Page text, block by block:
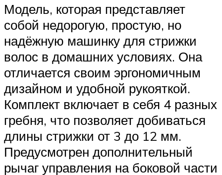
Модель, которая представляет
собой недорогую, простую, но
надёжную машинку для стрижки
волос в домашних условиях. Она
отличается своим эргономичным
дизайном и удобной рукояткой.
Комплект включает в себя 4 разных
гребня, что позволяет добиваться
длины стрижки от 3 до 12 мм.
Предусмотрен дополнительный
рычаг управления на боковой части